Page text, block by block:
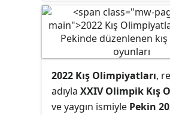
Kelebekfilmleri en bilinen
2022 Kış Olimpiyatları,
adıyla XXIV Olimpik Kış
ve yaygın ismiyle Pekin